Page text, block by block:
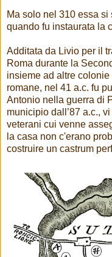
Ma solo nel 310 essa
quando fu instaurata la
Additata da Livio per il
Roma durante la
insieme ad altre
romane, nel 41 a.c. fu
Antonio nella guerra di
municipio dall’87 a.c.,
veterani cui venne
la casa non c'erano
costruire un castrum